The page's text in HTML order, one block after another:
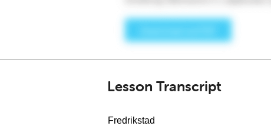
Lesson Transcript
Fredrikstad